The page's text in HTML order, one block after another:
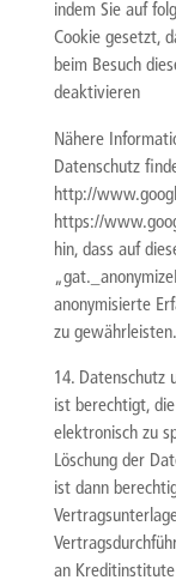
indem Sie auf
Cookie gesetzt,
beim Besuch
deaktivieren
Nähere
Datenschutz
http://
https://
hin, dass auf
anonymisierte
zu gewährleisten.
14. Datenschutz
ist berechtigt,
elektronisch zu
Löschung der
ist dann
an